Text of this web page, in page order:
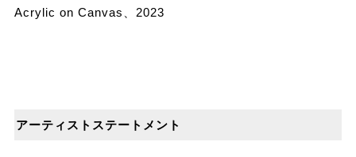
Acrylic on Canvas、2023
アーティストステートメント